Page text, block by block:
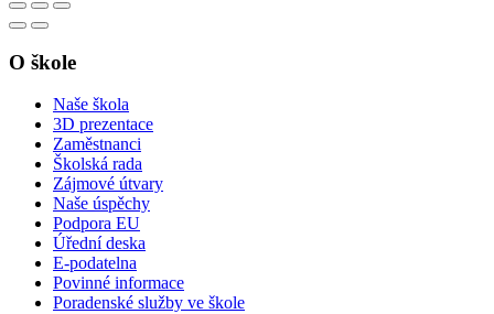
O škole
Naše škola
3D prezentace
Zaměstnanci
Školská rada
Zájmové útvary
Naše úspěchy
Podpora EU
Úřední deska
E-podatelna
Povinné informace
Poradenské služby ve škole